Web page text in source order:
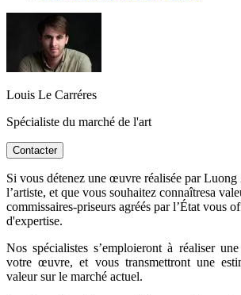
Louis Le Carréres
Spécialiste du marché de l'art
Contacter
Si vous détenez une œuvre réalisée par
l’artiste, et que vous souhaitez connaîtresa
commissaires-priseurs agréés par l’État vous
d'expertise.
Nos spécialistes s’emploieront à réaliser
votre œuvre, et vous transmettront une
valeur sur le marché actuel.